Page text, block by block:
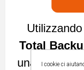
Utilizzando
Total
una
I cookie ci